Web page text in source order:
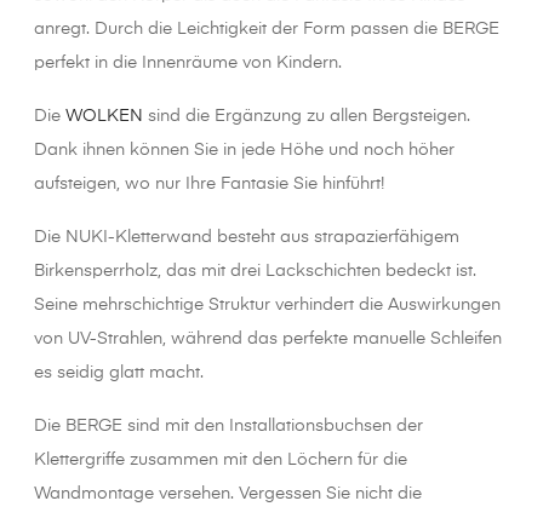
anregt. Durch die Leichtigkeit der Form passen die BERGE
perfekt in die Innenräume von Kindern.
Die WOLKEN sind die Ergänzung zu allen Bergsteigen.
Dank ihnen können Sie in jede Höhe und noch höher
aufsteigen, wo nur Ihre Fantasie Sie hinführt!
Die NUKI-Kletterwand besteht aus strapazierfähigem
Birkensperrholz, das mit drei Lackschichten bedeckt ist.
Seine mehrschichtige Struktur verhindert die Auswirkungen
von UV-Strahlen, während das perfekte manuelle Schleifen
es seidig glatt macht.
Die BERGE sind mit den Installationsbuchsen der
Klettergriffe zusammen mit den Löchern für die
Wandmontage versehen. Vergessen Sie nicht die